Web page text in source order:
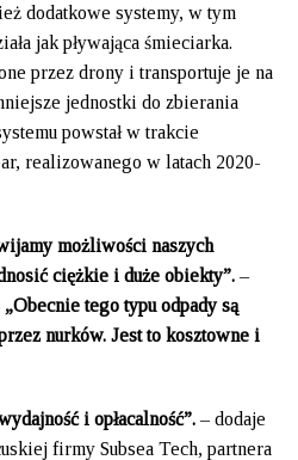
dodatkowe systemy, w tym
jak pływająca śmieciarka.
przez drony i transportuje je na
jednostki do zbierania
powstał w trakcie
realizowanego w latach 2020-
możliwości naszych
ciężkie i duże obiekty”. –
„Obecnie tego typu odpady są
nurków. Jest to kosztowne i
i opłacalność”. – dodaje
firmy Subsea Tech, partnera